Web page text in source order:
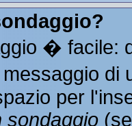
� facile:
messaggio
per
sondaggio